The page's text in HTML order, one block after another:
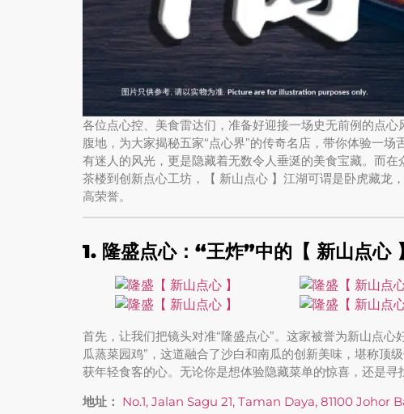
各位点心控、美食雷达们，准备好迎接一场史无前例的点
腹地，为大家揭秘五家“点心界”的传奇名店，带你体验一
有迷人的风光，更是隐藏着无数令人垂涎的美食宝藏。而
茶楼到创新点心工坊，【 新山点心 】江湖可谓是卧虎藏龙
高荣誉。
1. 隆盛点心：“王炸”中的【 新山点心
首先，让我们把镜头对准“隆盛点心”。这家被誉为新山点
瓜蒸菜园鸡”，这道融合了沙白和南瓜的创新美味，堪称顶
获年轻食客的心。无论你是想体验隐藏菜单的惊喜，还是寻
地址： No.1, Jalan Sagu 21, Taman Daya, 81100 Johor